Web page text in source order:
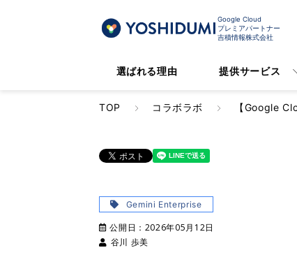
Google Cloud
プレミアパートナー
吉積情報株式会社
選ばれる理由 提供サービス
TOP コラボラボ 【Google
Gemini Enterprise
公開日： 2026年05月12日
谷川 歩美